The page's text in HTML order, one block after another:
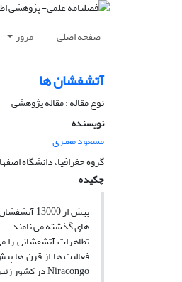
صفحه اصلی مرور
آتشفشان ها
نوع مقاله : مقاله پژوهشی
نویسنده
مسعود معیری
گروه جغرافیا، دانشگاه
چکیده
بیش از
های گذشته می­ نامند.
Niracongo در کشور زئیر در سال 1977م.